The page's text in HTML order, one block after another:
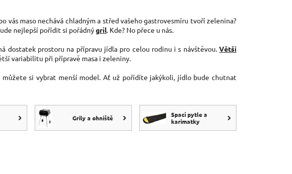
vás maso nechává chladným a střed vašeho gastrovesmíru tvoří zelenina?
nejlepší pořídit si pořádnýgril. Kde? No přece u nás.
dostatek prostoru na přípravu jídla pro celou rodinu i s návštěvou.Větší
variabilitu při přípravě masa i zeleniny.
si vybrat menší model. Ať už pořídíte jakýkoli, jídlo bude chutnat
Grily a ohniště
Spací pytle a
karimatky